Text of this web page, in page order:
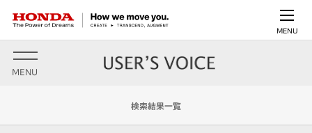
MENU
MENU
検索結果一覧